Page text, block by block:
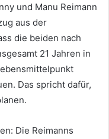
und Manu Reimann
aus der
die beiden nach
21 Jahren in
Das spricht dafür,
Die Reimanns